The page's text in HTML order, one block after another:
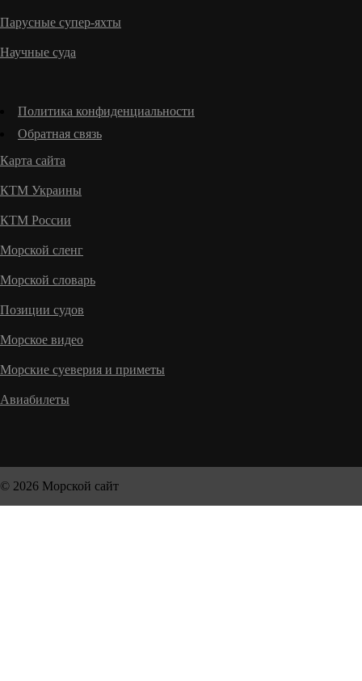
Парусные супер-яхты
Научные суда
Политика конфиденциальности
Обратная связь
Карта сайта
КТМ Украины
КТМ России
Морской сленг
Морской словарь
Позиции судов
Морское видео
Морские суеверия и приметы
Авиабилеты
© 2026 Морской сайт